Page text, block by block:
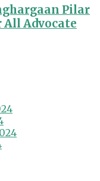
Pilar
All Advocate